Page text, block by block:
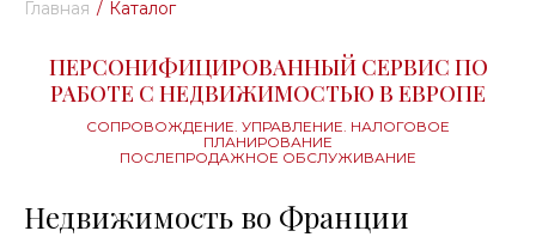
Главная Каталог
ПЕРСОНИФИЦИРОВАННЫЙ СЕРВИС ПО
РАБОТЕ С НЕДВИЖИМОСТЬЮ В ЕВРОПЕ
СОПРОВОЖДЕНИЕ. УПРАВЛЕНИЕ. НАЛОГОВОЕ
ПЛАНИРОВАНИЕ
ПОСЛЕПРОДАЖНОЕ ОБСЛУЖИВАНИЕ
Недвижимость во Франции